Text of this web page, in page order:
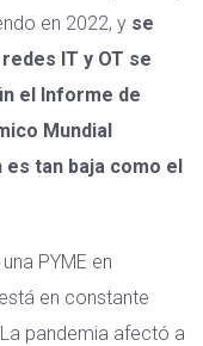
en 2022, y se
IT y OT se
el Informe de
Mundial
tan baja como el
PYME en
en constante
pandemia afectó a